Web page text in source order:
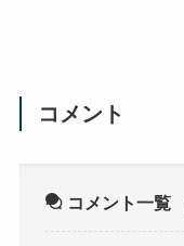
コメント
コメント一覧